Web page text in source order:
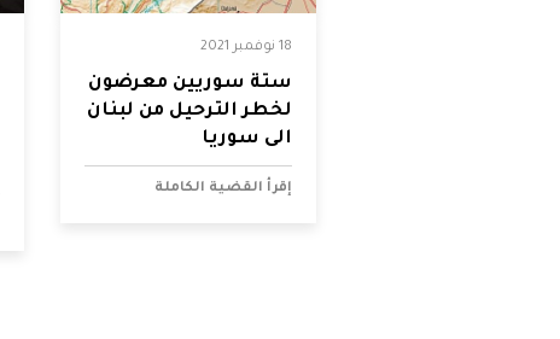
18 نوفمبر 2021
ستة سوريين معرضون
لخطر الترحيل من لبنان
الى سوريا
إقرأ القضية الكاملة